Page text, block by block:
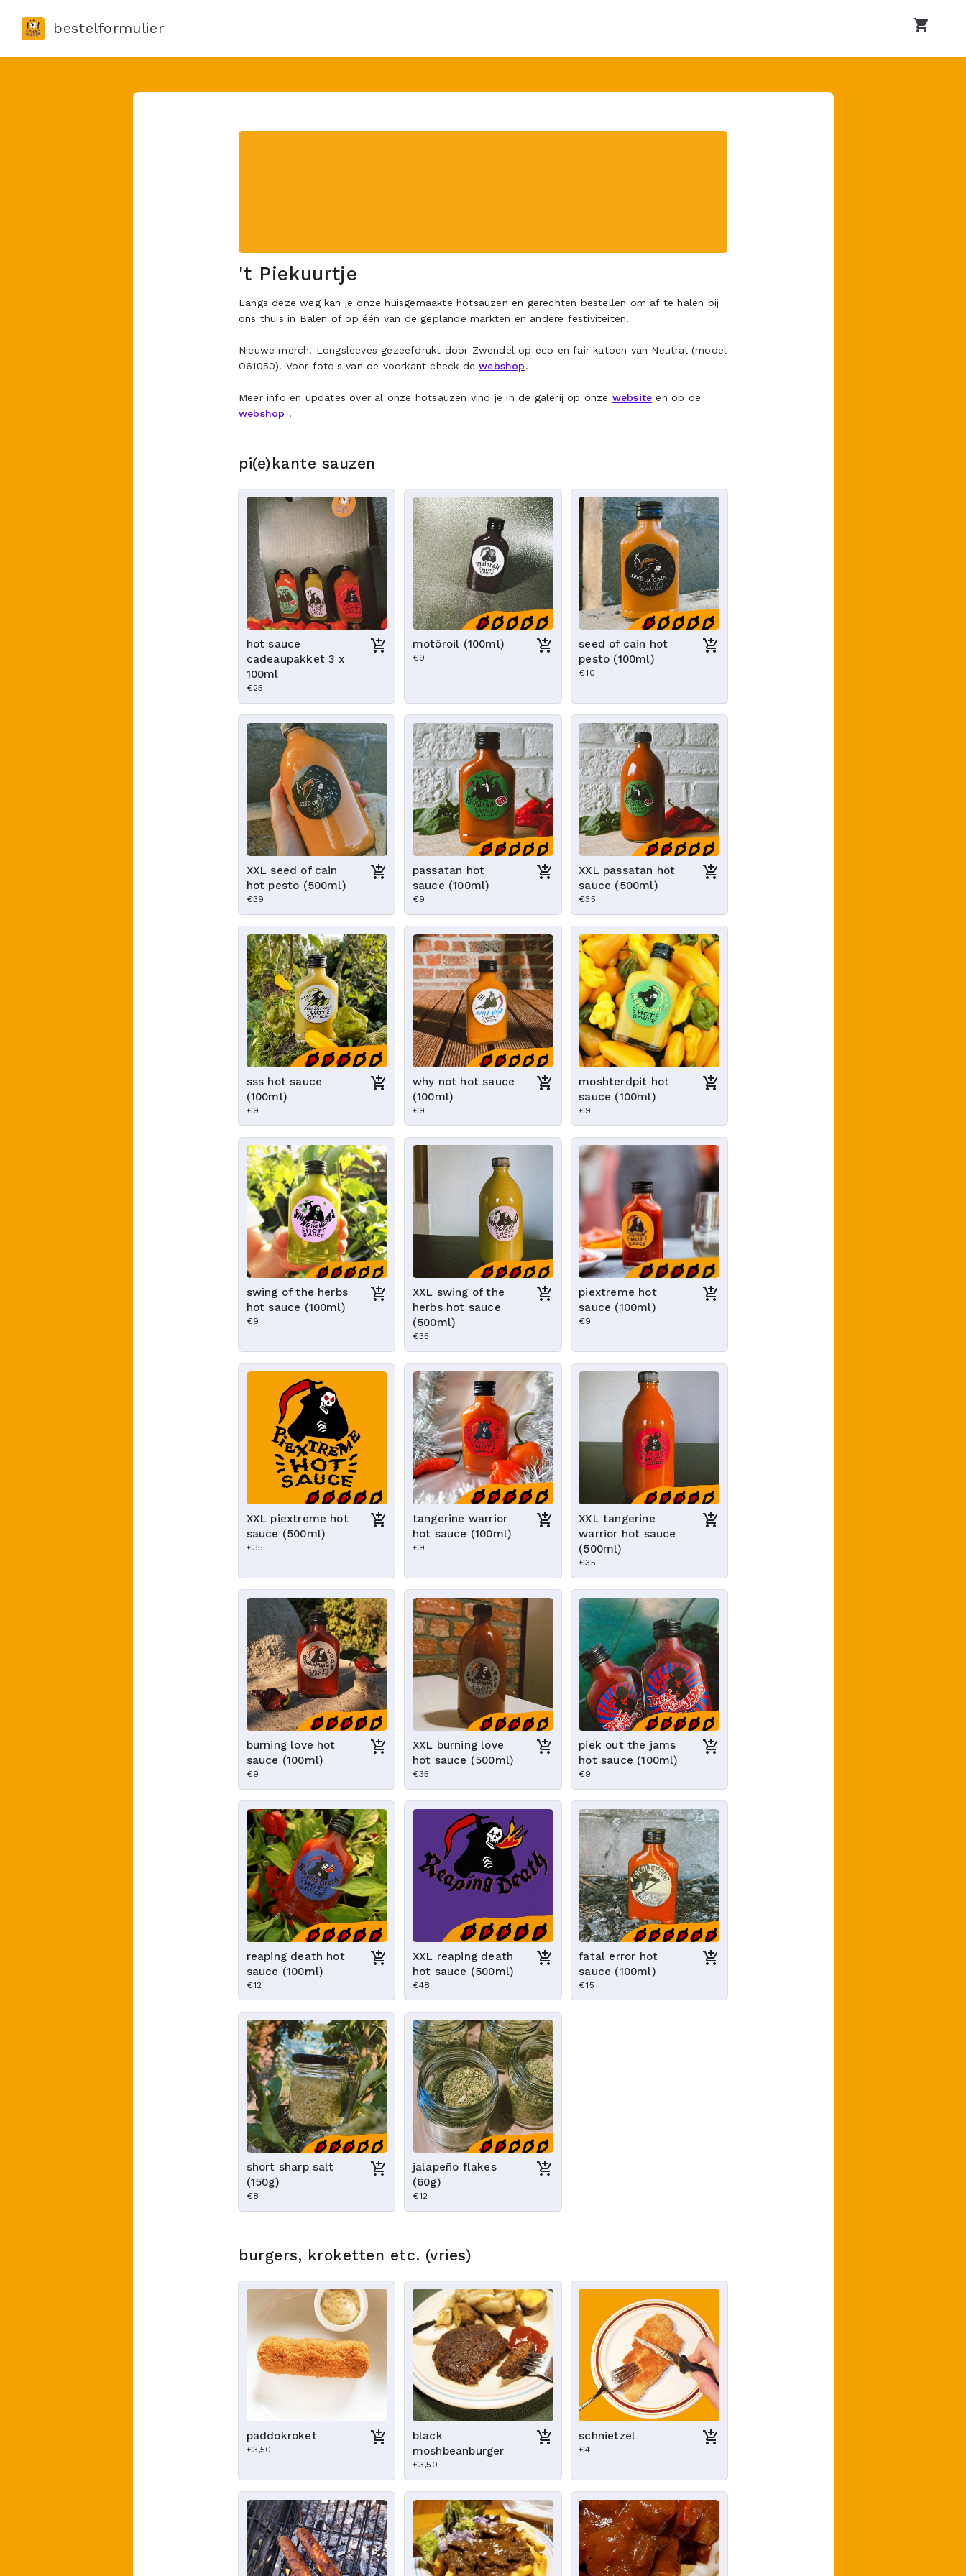
bestelformulier shopping_cart
't Piekuurtje
Langs deze weg kan je onze huisgemaakte hotsauzen en gerechten bestellen om af te halen bij
ons thuis in Balen of op één van de geplande markten en andere festiviteiten.
Nieuwe merch! Longsleeves gezeefdrukt door Zwendel op eco en fair katoen van Neutral (model
O61050). Voor foto's van de voorkant check dewebshop.
Meer info en updates over al onze hotsauzen vind je in de galerij op onze website en op de
webshop .
pi(e)kante sauzen
hot sauce
cadeaupakket 3 x
100ml
€25
motöroil (100ml)
€9
seed of cain hot
pesto (100ml)
€10
XXL seed of cain
hot pesto (500ml)
€39
passatan hot
sauce (100ml)
€9
XXL passatan hot
sauce (500ml)
€35
sss hot sauce
(100ml)
€9
why not hot sauce
(100ml)
€9
moshterdpit hot
sauce (100ml)
€9
swing of the herbs
hot sauce (100ml)
€9
XXL swing of the
herbs hot sauce
(500ml)
€35
piextreme hot
sauce (100ml)
€9
XXL piextreme hot
sauce (500ml)
€35
tangerine warrior
hot sauce (100ml)
€9
XXL tangerine
warrior hot sauce
(500ml)
€35
burning love hot
sauce (100ml)
€9
XXL burning love
hot sauce (500ml)
€35
piek out the jams
hot sauce (100ml)
€9
reaping death hot
sauce (100ml)
€12
XXL reaping death
hot sauce (500ml)
€48
fatal error hot
sauce (100ml)
€15
short sharp salt
(150g)
€8
jalapeño flakes
(60g)
€12
burgers, kroketten etc. (vries)
paddokroket
€3,50
black
moshbeanburger
€3,50
schnietzel
€4